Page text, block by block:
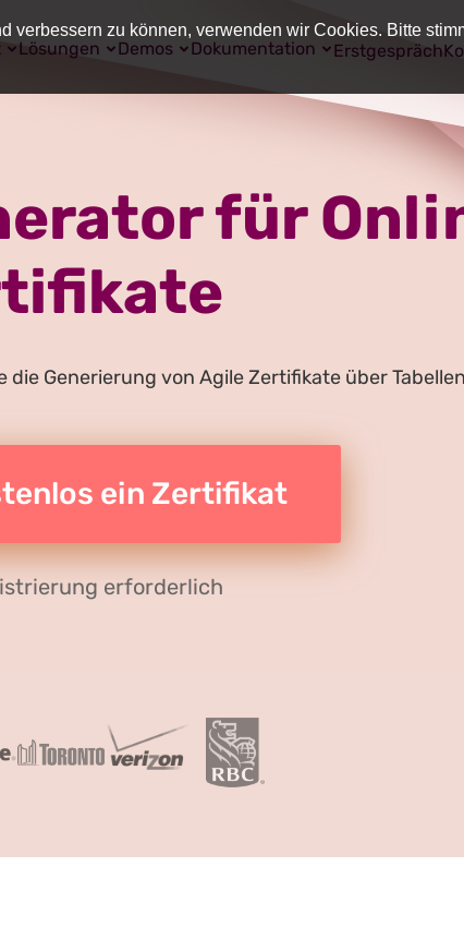
verbessern zu können, verwenden wir Cookies. Bitte
Lösungen Demos Dokumentation Erstgespräch
für
Generierung von Agile Zertifikate über
ein Zertifikat
erforderlich